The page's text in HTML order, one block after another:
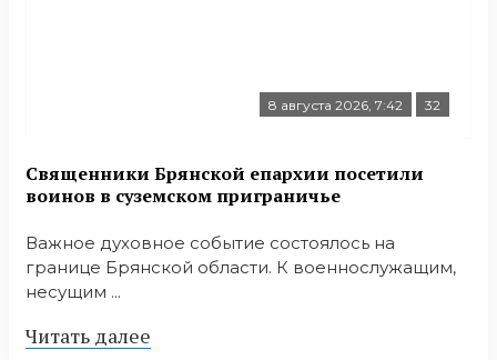
8 августа 2026, 7:42 32
Священники Брянской епархии посетили
воинов в суземском приграничье
Важное духовное событие состоялось на
границе Брянской области. К военнослужащим,
несущим ...
Читать далее